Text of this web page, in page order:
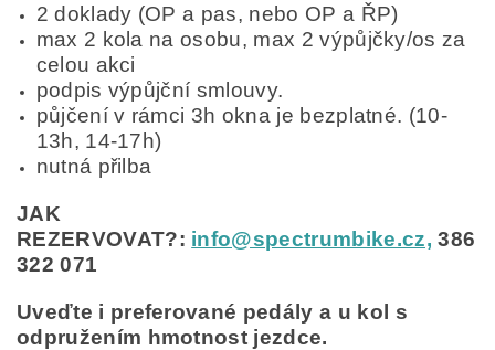
2 doklady (OP a pas, nebo OP a ŘP)
max 2 kola na osobu, max 2 výpůjčky/os za
celou akci
podpis výpůjční smlouvy.
půjčení v rámci 3h okna je bezplatné. (10-
13h, 14-17h)
nutná přilba
JAK
REZERVOVAT?: info@spectrumbike.cz, 386
322 071
Uveďte i preferované pedály a u kol s
odpružením hmotnost jezdce.